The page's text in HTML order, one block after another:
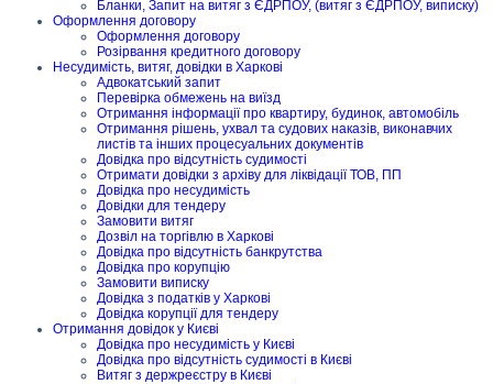
Бланки, Запит на витяг з ЄДРПОУ, (витяг з ЄДРПОУ, виписку)
Оформлення договору
Оформлення договору
Розірвання кредитного договору
Несудимість, витяг, довідки в Харкові
Адвокатський запит
Перевірка обмежень на виїзд
Отримання інформації про квартиру, будинок, автомобіль
Отримання рішень, ухвал та судових наказів, виконавчих
листів та інших процесуальних документів
Довідка про відсутність судимості
Отримати довідки з архіву для ліквідації ТОВ, ПП
Довідка про несудимість
Довідки для тендеру
Замовити витяг
Дозвіл на торгівлю в Харкові
Довідка про відсутність банкрутства
Довідка про корупцію
Замовити виписку
Довідка з податків у Харкові
Довідка корупції для тендеру
Отримання довідок у Києві
Довідка про несудимість у Києві
Довідка про відсутність судимості в Києві
Витяг з держреєстру в Києві